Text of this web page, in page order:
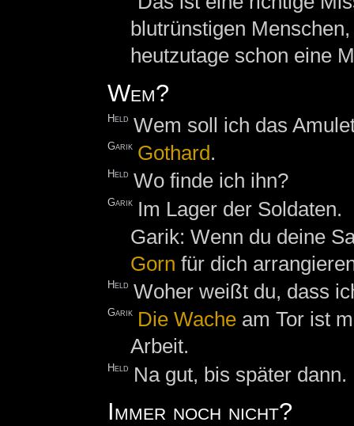
blutrünstigen
heutzutage schon eine
Wem?
Held Wem soll ich das
Garik Gothard.
Held Wo finde ich ihn?
Garik Im Lager der Soldaten.
Garik: Wenn du deine
Gorn für dich
Held Woher weißt du, dass
Garik Die Wache am Tor ist
Arbeit.
Held Na gut, bis später dann.
Immer noch nicht?